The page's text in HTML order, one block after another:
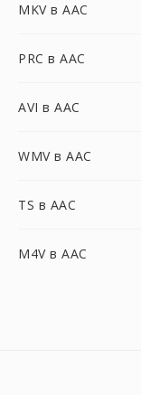
MKV в AAC
PRC в AAC
AVI в AAC
WMV в AAC
TS в AAC
M4V в AAC